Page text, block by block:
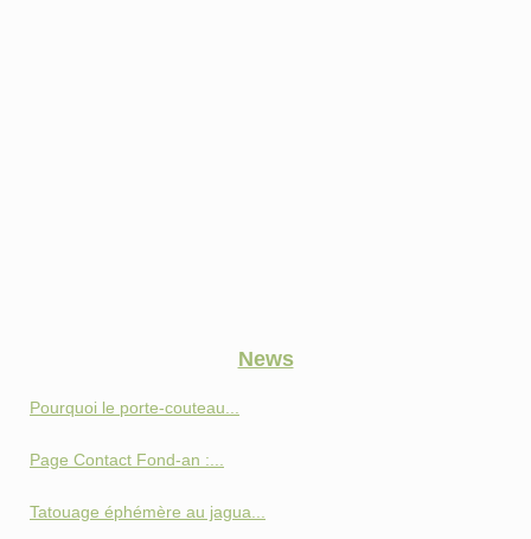
News
Pourquoi le porte-couteau...
Page Contact Fond‑an :...
Tatouage éphémère au jagua...